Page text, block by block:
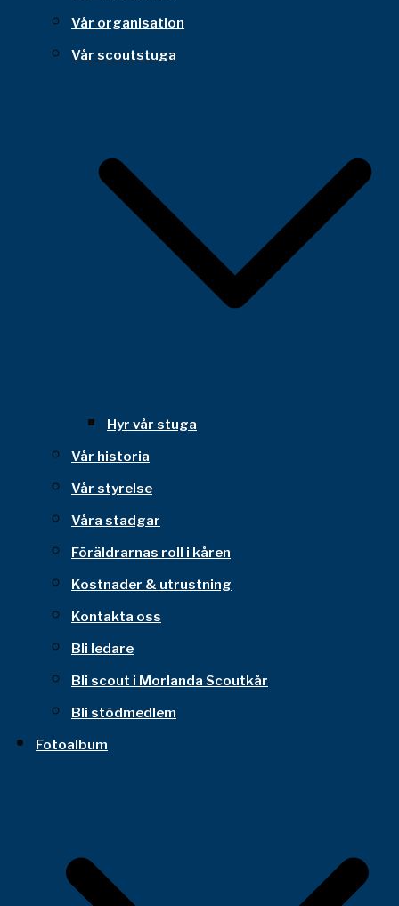
Vår organisation
Vår scoutstuga
Hyr vår stuga
Vår historia
Vår styrelse
Våra stadgar
Föräldrarnas roll i kåren
Kostnader & utrustning
Kontakta oss
Bli ledare
Bli scout i Morlanda Scoutkår
Bli stödmedlem
Fotoalbum